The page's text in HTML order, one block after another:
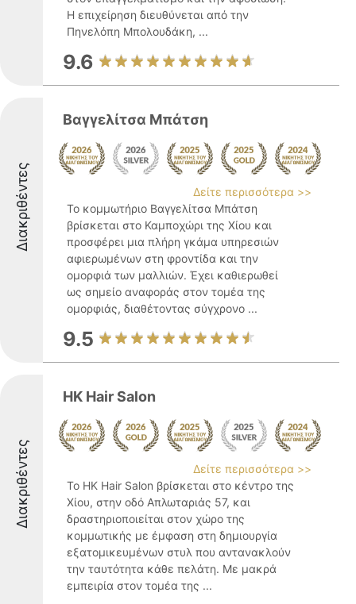
Η επιχείρηση διευθύνεται από την
Πηνελόπη Μπολουδάκη, ...
9.6
Διακριθέντες
Βαγγελίτσα Μπάτση
Δείτε περισσότερα >>
Το κομμωτήριο Βαγγελίτσα Μπάτση
βρίσκεται στο Καμποχώρι της Χίου και
προσφέρει μια πλήρη γκάμα υπηρεσιών
αφιερωμένων στη φροντίδα και την
ομορφιά των μαλλιών. Έχει καθιερωθεί
ως σημείο αναφοράς στον τομέα της
ομορφιάς, διαθέτοντας σύγχρονο ...
9.5
Διακριθέντες
HK Hair Salon
Δείτε περισσότερα >>
Το HK Hair Salon βρίσκεται στο κέντρο της
Χίου, στην οδό Απλωταριάς 57, και
δραστηριοποιείται στον χώρο της
κομμωτικής με έμφαση στη δημιουργία
εξατομικευμένων στυλ που αντανακλούν
την ταυτότητα κάθε πελάτη. Με μακρά
εμπειρία στον τομέα της ...